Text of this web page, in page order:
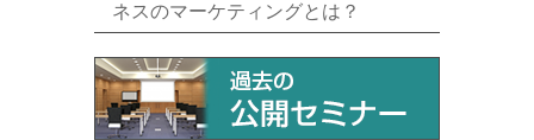
ネスのマーケティングとは？